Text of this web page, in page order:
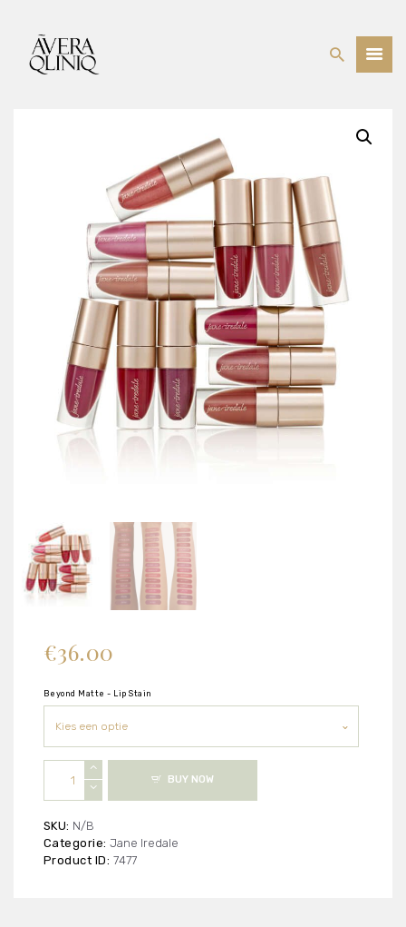
PRIJSLIJST
WEBSHOP
OVER ONS
€36.00
Beyond Matte - Lip Stain
Iredale
-
Beyond
Matte
Lip
BUY NOW
SKU: N/B
Categorie: Jane Iredale
Product ID: 7477